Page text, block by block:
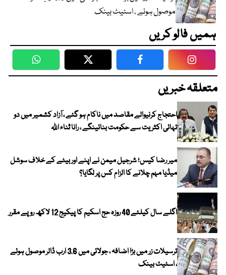
موصول ہوئے ، اسٹیٹ بینک
ہمیں فالو کریں
WhatsApp Twitter Facebook
متعلقہ خبریں
احتجاج کرنیوالے مقاصد میں ناکام ہو گئے ، آزاد کشمیر میں دو
تہائی اکثریت سے حکومت بنائینگے ، رانا ثناء اللہ
میر رضا کیس؛ شرجیل میمن نے اپنے اور بیٹے کے خلاف سوشل
میڈیا مہم چلانے کا الزام کس پر لگایا؟
اگلے سال کیلئے 40 روزہ حج اسکیم کا پیکیج 12 لاکھ روپے مقرر
ترسیلات زر میں بڑا اضافہ ، جولائی میں 3.6 ارب ڈالر موصول ہوئے
، اسٹیٹ بینک